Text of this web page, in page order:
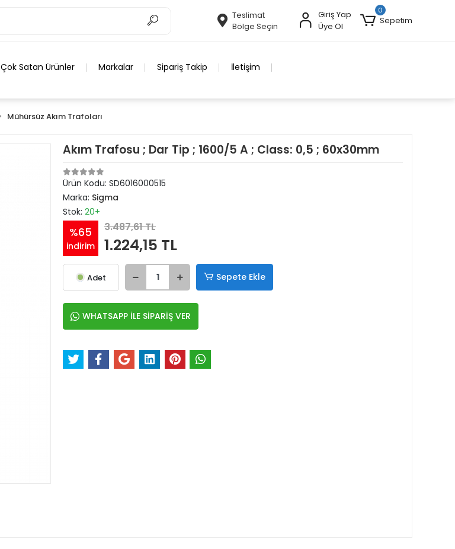
Teslimat
Bölge Seçin
Giriş Yap
Üye Ol
0
Sepetim
Çok Satan Ürünler Markalar Sipariş Takip İletişim
Mühürsüz Akım Trafoları
Akım Trafosu ; Dar Tip ; 1600/5 A ; Class: 0,5 ; 60x30mm
Ürün Kodu: SD6016000515
Marka: Sigma
Stok: 20+
%65
indirim
3.487,61 TL
1.224,15 TL
Adet Sepete Ekle
WHATSAPP İLE SİPARİŞ VER